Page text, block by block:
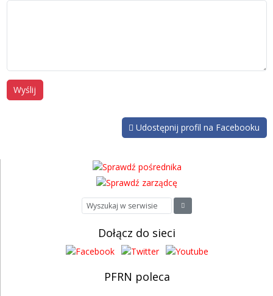
Wyślij
Udostępnij profil na Facebooku
Dołącz do sieci
PFRN poleca